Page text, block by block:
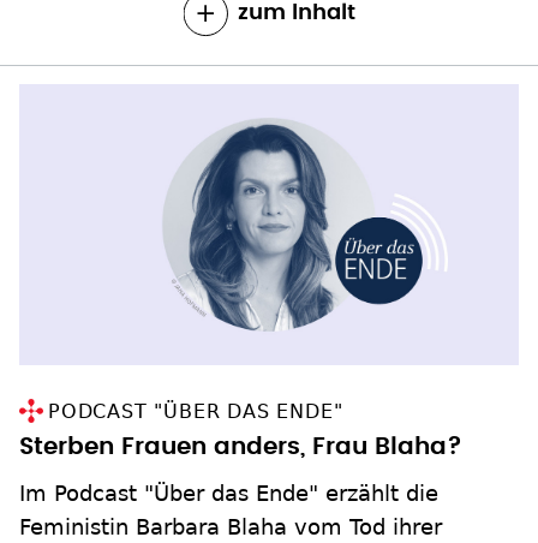
zum Inhalt
PODCAST "ÜBER DAS ENDE"
Sterben Frauen anders, Frau Blaha?
Im Podcast "Über das Ende" erzählt die
Feministin Barbara Blaha vom Tod ihrer